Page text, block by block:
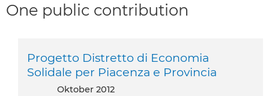
One public contribution
Progetto Distretto di Economia
Solidale per Piacenza e Provincia
Oktober 2012